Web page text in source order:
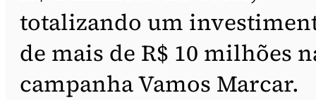
totalizando um
de mais de R$ 10 milhões
campanha Vamos Marcar.